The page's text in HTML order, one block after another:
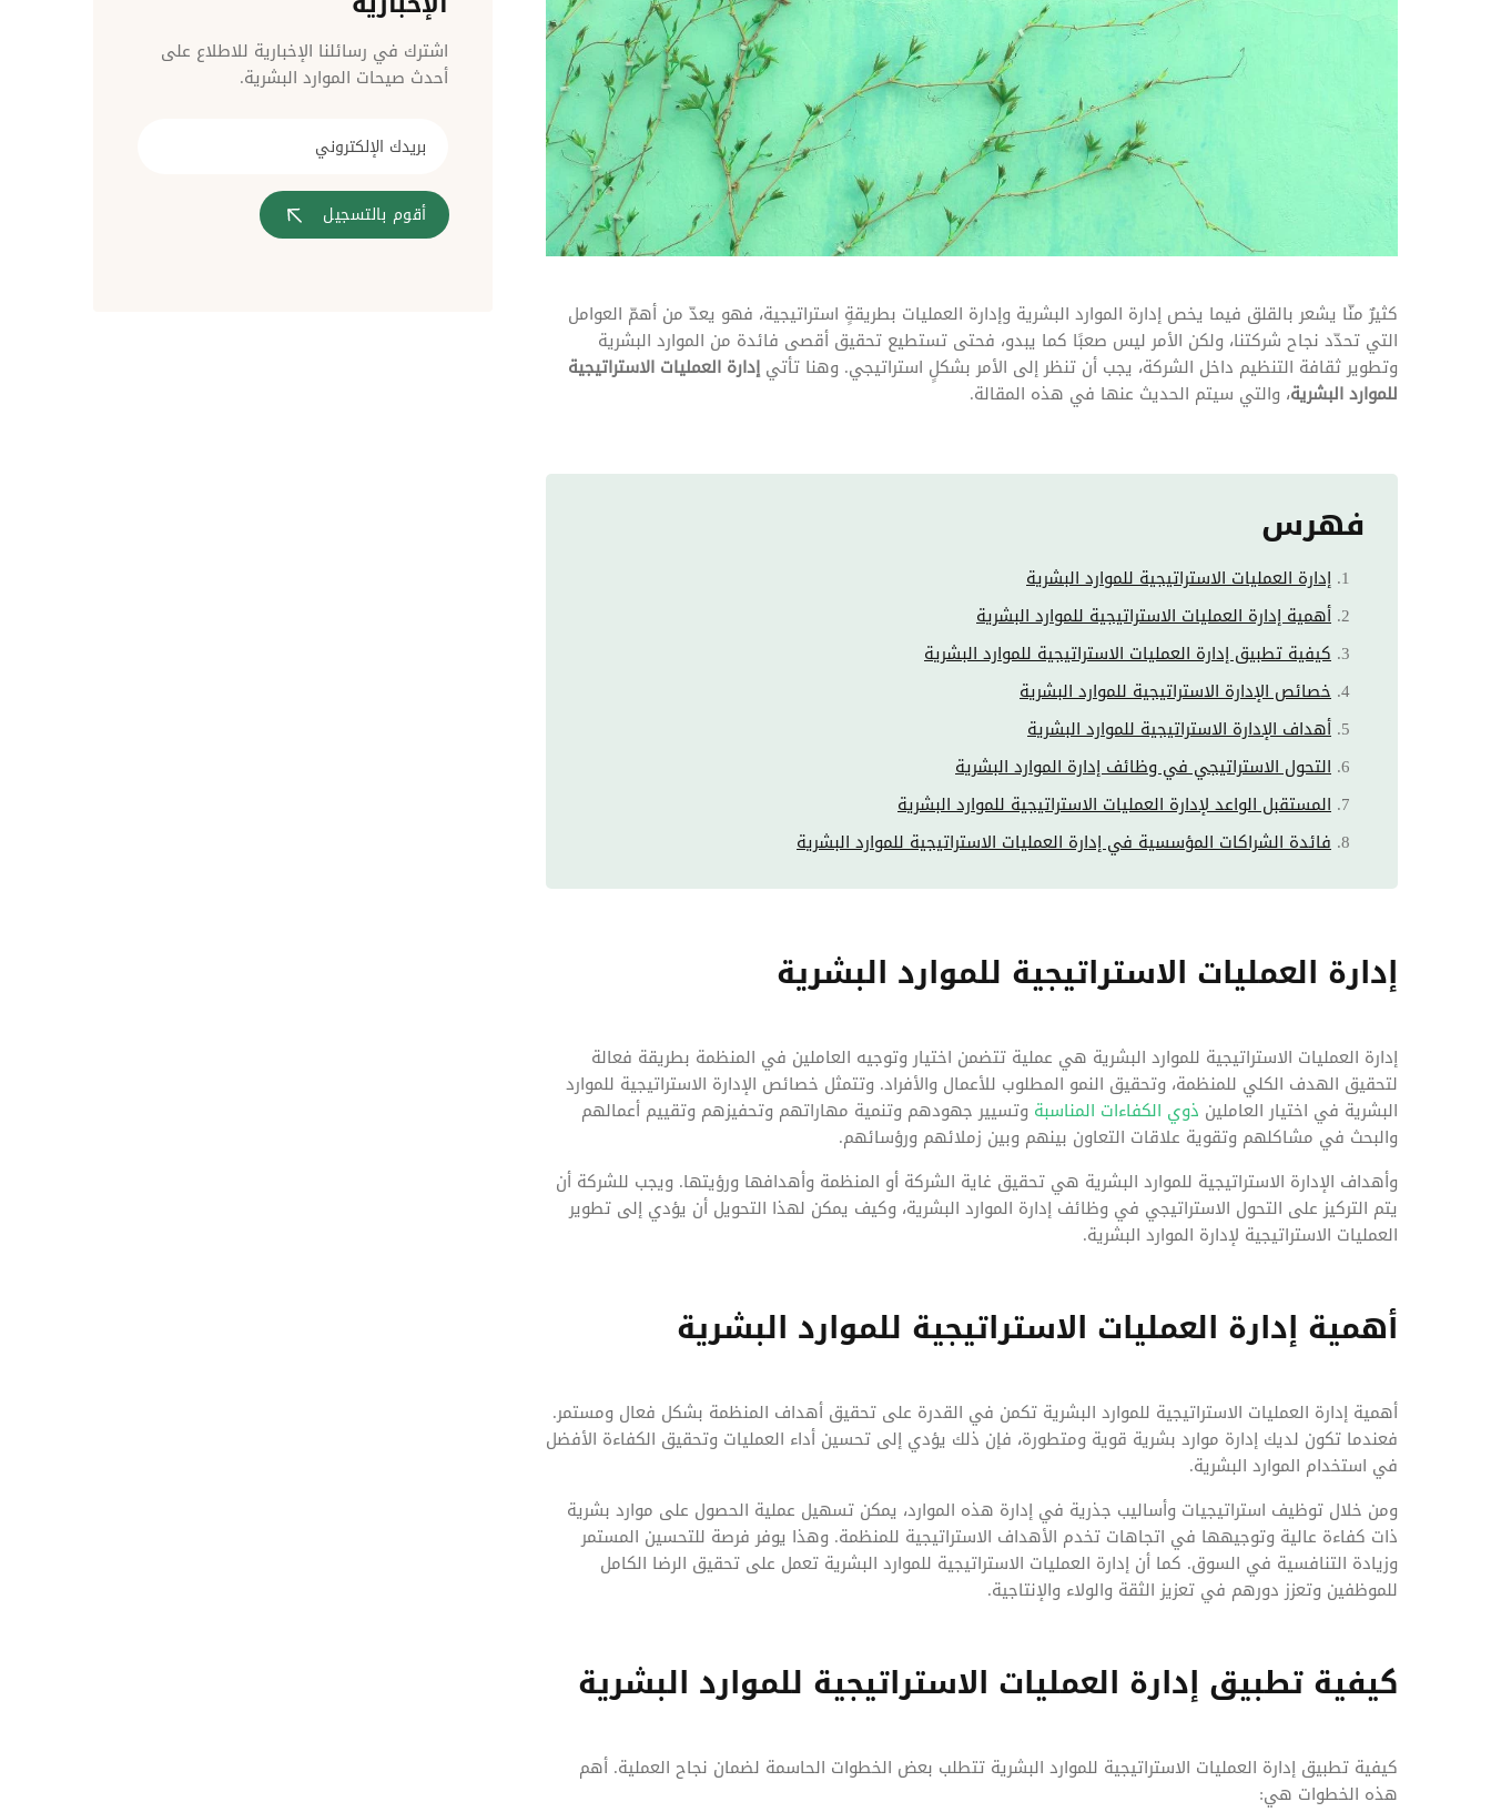
كثيرٌ منّا يشعر بالقلق فيما يخص إدارة الموارد البشرية وإدارة العمليات بطريقةٍ استراتيجية، فهو يعدّ من أهمّ العوامل
التي تحدّد نجاح شركتنا، ولكن الأمر ليس صعبًا كما يبدو، فحتى تستطيع تحقيق أقصى فائدة من الموارد البشرية
وتطوير ثقافة التنظيم داخل الشركة، يجب أن تنظر إلى الأمر بشكلٍ استراتيجي. وهنا تأتي إدارة العمليات الاستراتيجية
للموارد البشرية، والتي سيتم الحديث عنها في هذه المقالة.
فهرس
إدارة العمليات الاستراتيجية للموارد البشرية
أهمية إدارة العمليات الاستراتيجية للموارد البشرية
كيفية تطبيق إدارة العمليات الاستراتيجية للموارد البشرية
خصائص الإدارة الاستراتيجية للموارد البشرية
أهداف الإدارة الاستراتيجية للموارد البشرية
التحول الاستراتيجي في وظائف إدارة الموارد البشرية
المستقبل الواعد لإدارة العمليات الاستراتيجية للموارد البشرية
فائدة الشراكات المؤسسية في إدارة العمليات الاستراتيجية للموارد البشرية
إدارة العمليات الاستراتيجية للموارد البشرية
إدارة العمليات الاستراتيجية للموارد البشرية هي عملية تتضمن اختيار وتوجيه العاملين في المنظمة بطريقة فعالة
لتحقيق الهدف الكلي للمنظمة، وتحقيق النمو المطلوب للأعمال والأفراد. وتتمثل خصائص الإدارة الاستراتيجية للموارد
البشرية في اختيار العاملين ذوي الكفاءات المناسبة وتسيير جهودهم وتنمية مهاراتهم وتحفيزهم وتقييم أعمالهم
والبحث في مشاكلهم وتقوية علاقات التعاون بينهم وبين زملائهم ورؤسائهم.
وأهداف الإدارة الاستراتيجية للموارد البشرية هي تحقيق غاية الشركة أو المنظمة وأهدافها ورؤيتها. ويجب للشركة أن
يتم التركيز على التحول الاستراتيجي في وظائف إدارة الموارد البشرية، وكيف يمكن لهذا التحويل أن يؤدي إلى تطوير
العمليات الاستراتيجية لإدارة الموارد البشرية.
أهمية إدارة العمليات الاستراتيجية للموارد البشرية
أهمية إدارة العمليات الاستراتيجية للموارد البشرية تكمن في القدرة على تحقيق أهداف المنظمة بشكل فعال ومستمر.
فعندما تكون لديك إدارة موارد بشرية قوية ومتطورة، فإن ذلك يؤدي إلى تحسين أداء العمليات وتحقيق الكفاءة الأفضل
في استخدام الموارد البشرية.
ومن خلال توظيف استراتيجيات وأساليب جذرية في إدارة هذه الموارد، يمكن تسهيل عملية الحصول على موارد بشرية
ذات كفاءة عالية وتوجيهها في اتجاهات تخدم الأهداف الاستراتيجية للمنظمة. وهذا يوفر فرصة للتحسين المستمر
وزيادة التنافسية في السوق. كما أن إدارة العمليات الاستراتيجية للموارد البشرية تعمل على تحقيق الرضا الكامل
للموظفين وتعزز دورهم في تعزيز الثقة والولاء والإنتاجية.
كيفية تطبيق إدارة العمليات الاستراتيجية للموارد البشرية
كيفية تطبيق إدارة العمليات الاستراتيجية للموارد البشرية تتطلب بعض الخطوات الحاسمة لضمان نجاح العملية. أهم
هذه الخطوات هي:
اشترك في رسائلنا الإخبارية للاطلاع على
أحدث صيحات الموارد البشرية.
أقوم بالتسجيل
تحسين متابعة مهام وقوائم التحقق الخاصة
قم بتتبع طلبات استرداد تكاليف الرعاية
مراقبة الدخول